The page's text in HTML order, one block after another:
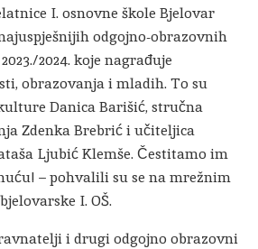
I. osnovne škole Bjelovar
odgojno-obrazovnih
2024. koje nagrađuje
obrazovanja i mladih. To su
Danica Barišić, stručna
Zdenka Brebrić i učiteljica
Ljubić Klemše. Čestitamo im
– pohvalili su se na mrežnim
I. OŠ.
i drugi odgojno obrazovni